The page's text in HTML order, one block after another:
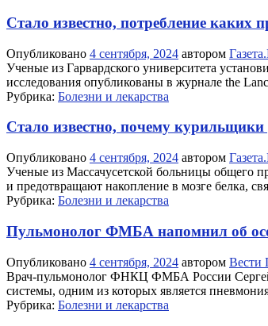
Стало известно, потребление каких
Опубликовано 4 сентября, 2024 автором
Ученые из Гарвардского университета
исследования опубликованы в журнале the
Рубрика: Болезни и лекарства
Стало известно, почему
Опубликовано 4 сентября, 2024 автором
Ученые из Массачусетской больницы общего
и предотвращают накопление в мозге белка,
Рубрика: Болезни и лекарства
Пульмонолог ФМБА напомнил об
Опубликовано 4 сентября, 2024 автором Вести
Врач-пульмонолог ФНКЦ ФМБА России Сергей
системы, одним из которых является
Рубрика: Болезни и лекарства